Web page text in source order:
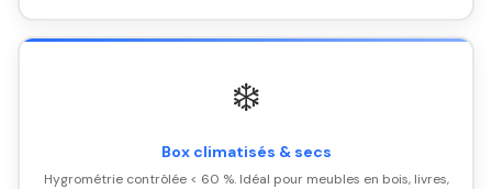
❄️
Box climatisés & secs
Hygrométrie contrôlée < 60 %. Idéal pour meubles en bois, livres,